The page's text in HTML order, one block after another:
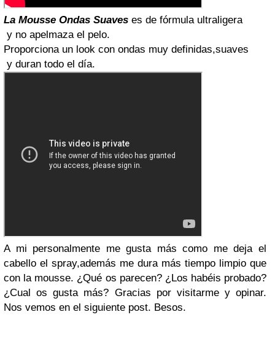
La Mousse Ondas Suaves es de fórmula ultraligera
y no apelmaza el pelo.
Proporciona un look con ondas muy definidas,suaves
y duran todo el día.
A mi personalmente me gusta más como me deja el
cabello el spray,además me dura más tiempo limpio que
con la mousse. ¿Qué os parecen? ¿Los habéis probado?
¿Cual os gusta más? Gracias por visitarme y opinar.
Nos vemos en el siguiente post. Besos.